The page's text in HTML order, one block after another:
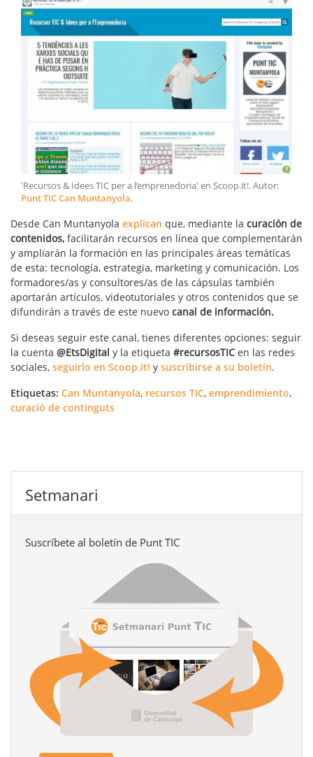
'Recursos & Idees TIC per a l’emprenedoria' en Scoop.it!. Autor:
Punt TIC Can Muntanyola.
Desde Can Muntanyola explican que, mediante la curación de
contenidos, facilitarán recursos en línea que complementarán
y ampliarán la formación en las principales áreas temáticas
de esta: tecnología, estrategia, marketing y comunicación. Los
formadores/as y consultores/as de las cápsulas también
aportarán artículos, videotutoriales y otros contenidos que se
difundirán a través de este nuevo canal de información.
Si deseas seguir este canal, tienes diferentes opciones: seguir
la cuenta @EtsDigital y la etiqueta #recursosTIC en las redes
sociales, seguirlo en Scoop.it! y suscribirse a su boletín.
Etiquetas: Can Muntanyola, recursos TIC, emprendimiento,
curació de continguts
Setmanari
Suscríbete al boletín de Punt TIC